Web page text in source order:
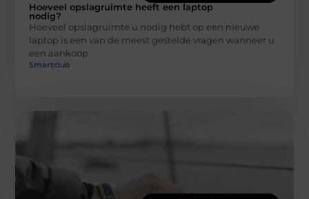
Hoeveel opslagruimte heeft een laptop
nodig?
Hoeveel opslagruimte u nodig hebt op een nieuwe
laptop is een van de meest gestelde vragen wanneer u
een aankoop
Smartclub